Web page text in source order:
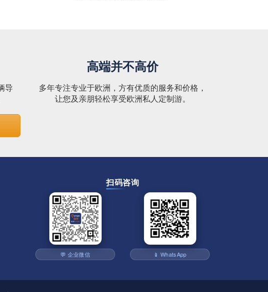
导
高端并不高价
多年专注专业于欧洲，方有优质的服务和价格，
让您及亲朋轻松享受欧洲私人定制游。
扫码咨询
💬 企业微信 📱 WhatsApp